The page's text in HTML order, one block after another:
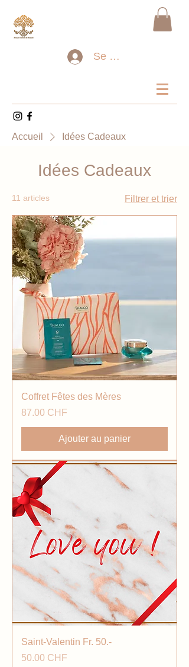
Se connecter
Accueil Idées Cadeaux
Idées Cadeaux
11 articles Filtrer et trier
Coffret Fêtes des Mères
Prix
87.00 CHF
Ajouter au panier
Saint-Valentin Fr. 50.-
Prix
50.00 CHF